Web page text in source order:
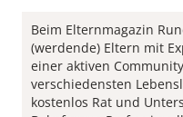
Beim Elternmagazin
(werdende) Eltern mit
einer aktiven
verschiedensten
kostenlos Rat und